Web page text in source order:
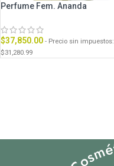
Perfume Fem. Ananda
$37,850.00 - Precio sin impuestos:
$31,280.99